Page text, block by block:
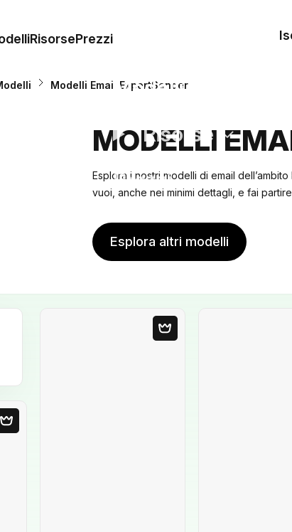
RisorsePrezzi
Modelli
Risorse
Prezzi
Modelli Email ExpertSender
MODELLI
Esplora i nostri modelli di email
vuoi, anche nei minimi dettagli, e fai
Esplora altri modelli